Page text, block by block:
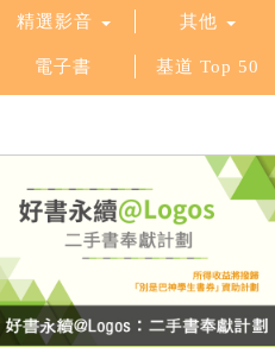
精選影音 其他
電子書 基道 Top 50